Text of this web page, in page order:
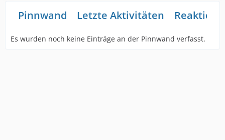
Pinnwand Letzte Aktivitäten
Es wurden noch keine Einträge an der Pinnwand verfasst.